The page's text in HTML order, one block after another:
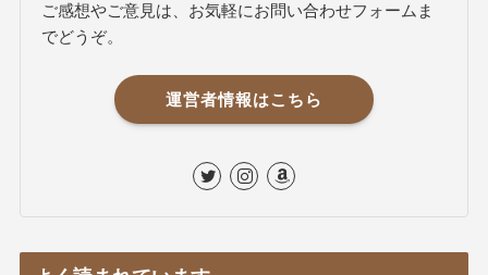
ご感想やご意見は、お気軽にお問い合わせフォームま
でどうぞ。
運営者情報はこちら